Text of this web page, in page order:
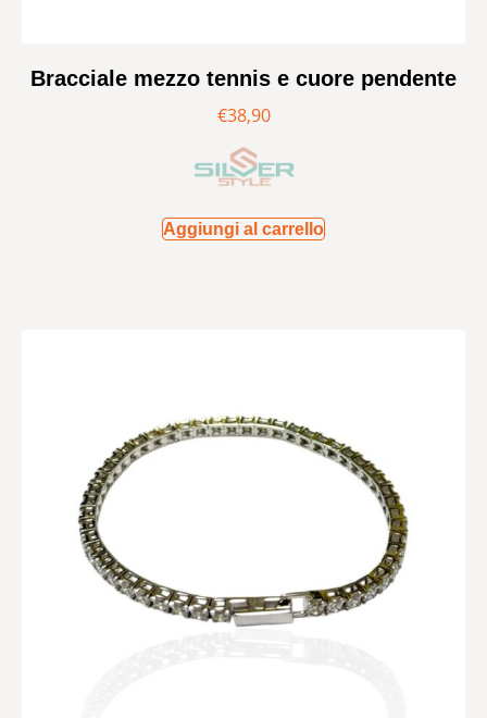
Bracciale mezzo tennis e cuore pendente
€38,90
Aggiungi al carrello